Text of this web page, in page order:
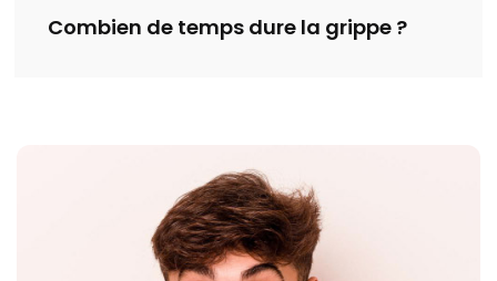
Combien de temps dure la grippe ?